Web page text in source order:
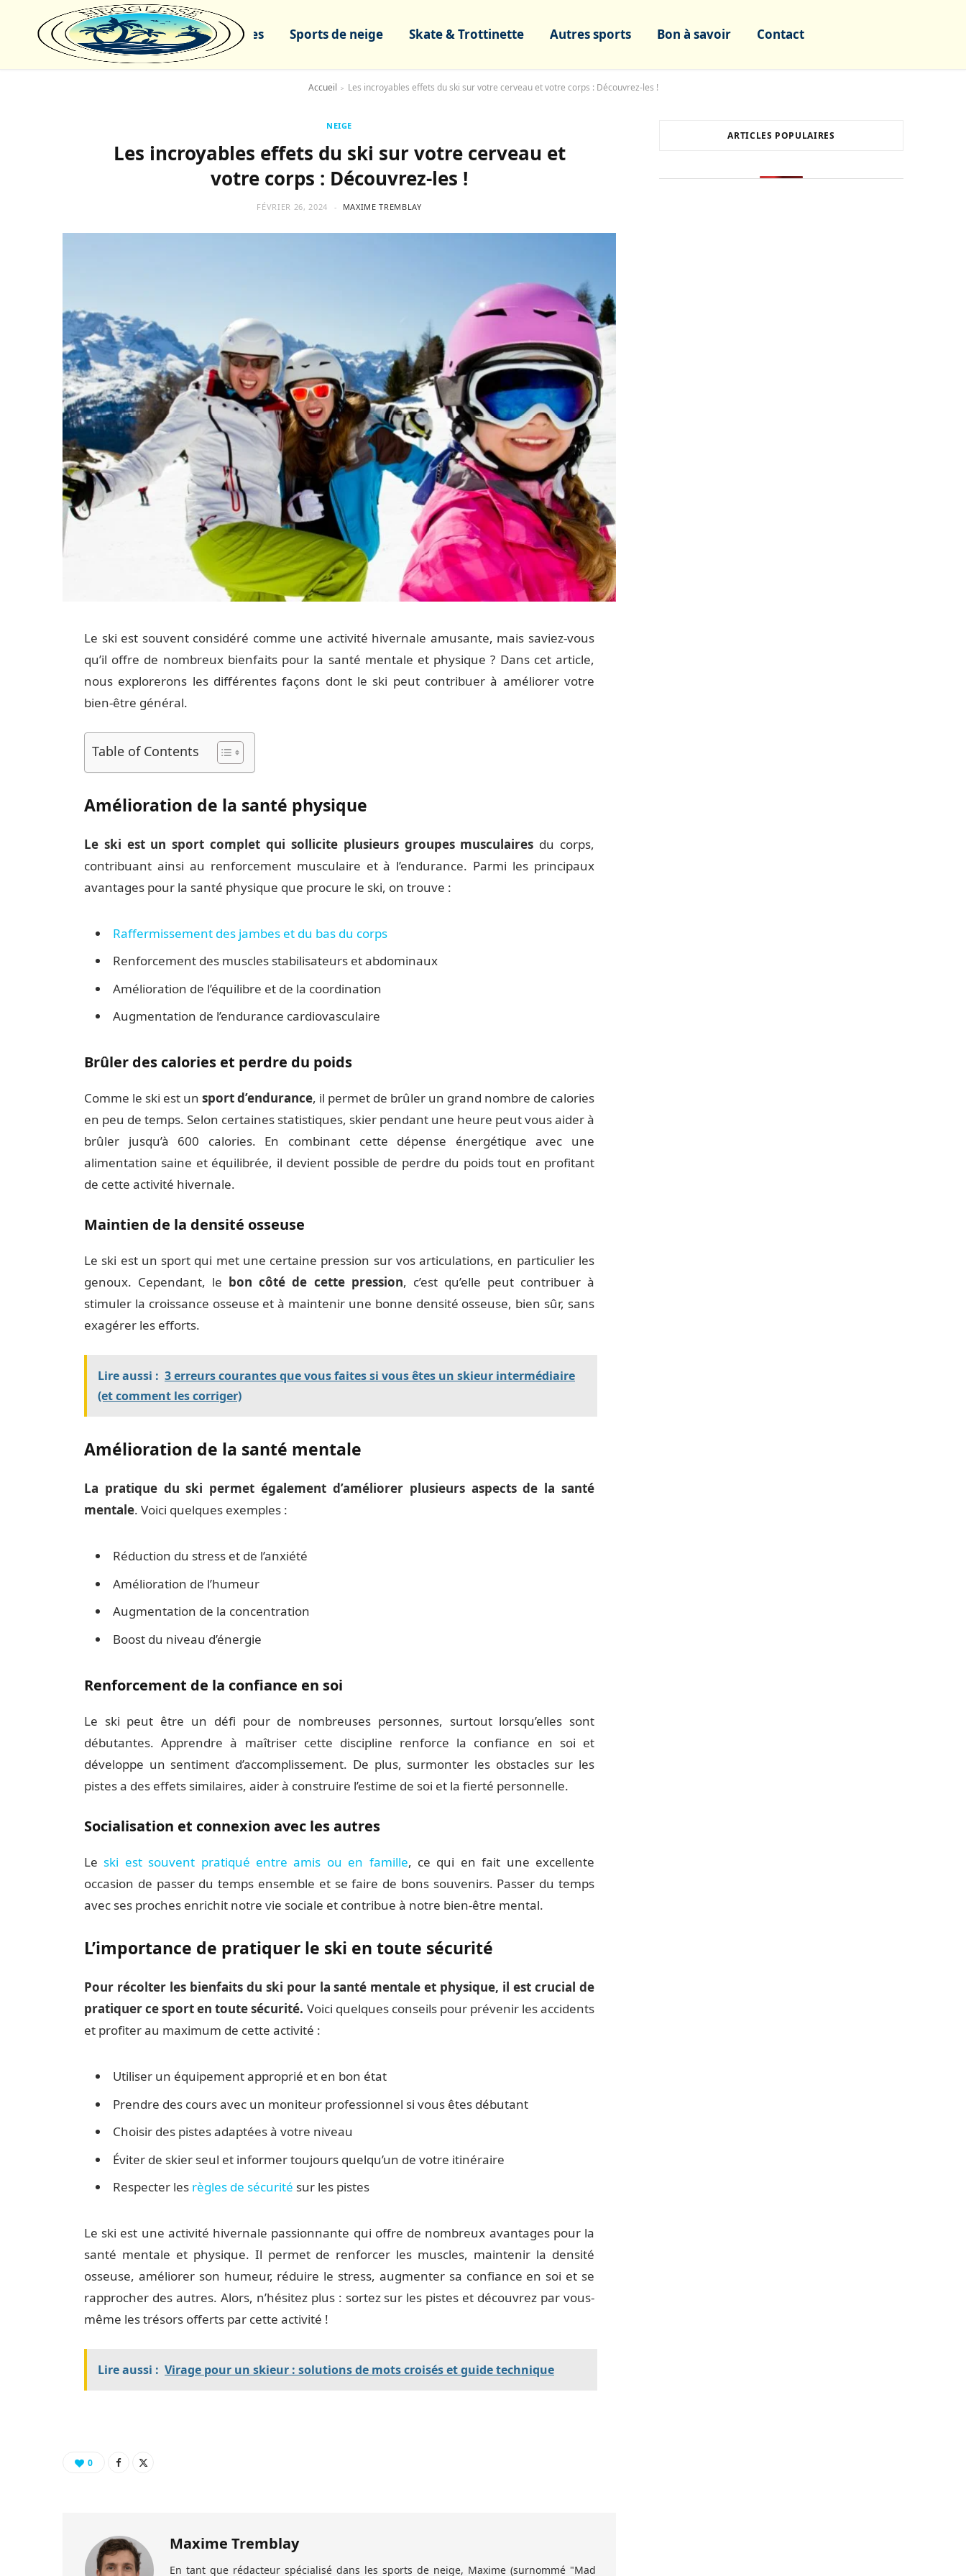
Sports nautiques Sports de neige Skate & Trottinette Autres sports Bon à savoir Contact
Accueil > Les incroyables effets du ski sur votre cerveau et votre corps : Découvrez-les !
NEIGE
Les incroyables effets du ski sur votre cerveau et
votre corps : Découvrez-les !
FÉVRIER 26, 2024 MAXIME TREMBLAY
Le ski est souvent considéré comme une activité hivernale amusante, mais saviez-vous
qu’il offre de nombreux bienfaits pour la santé mentale et physique ? Dans cet article,
nous explorerons les différentes façons dont le ski peut contribuer à améliorer votre
bien-être général.
Table of Contents
Amélioration de la santé physique
Le ski est un sport complet qui sollicite plusieurs groupes musculaires du corps,
contribuant ainsi au renforcement musculaire et à l’endurance. Parmi les principaux
avantages pour la santé physique que procure le ski, on trouve :
Raffermissement des jambes et du bas du corps
Renforcement des muscles stabilisateurs et abdominaux
Amélioration de l’équilibre et de la coordination
Augmentation de l’endurance cardiovasculaire
Brûler des calories et perdre du poids
Comme le ski est un sport d’endurance, il permet de brûler un grand nombre de calories
en peu de temps. Selon certaines statistiques, skier pendant une heure peut vous aider à
brûler jusqu’à 600 calories. En combinant cette dépense énergétique avec une
alimentation saine et équilibrée, il devient possible de perdre du poids tout en profitant
de cette activité hivernale.
Maintien de la densité osseuse
Le ski est un sport qui met une certaine pression sur vos articulations, en particulier les
genoux. Cependant, le bon côté de cette pression, c’est qu’elle peut contribuer à
stimuler la croissance osseuse et à maintenir une bonne densité osseuse, bien sûr, sans
exagérer les efforts.
Lire aussi : 3 erreurs courantes que vous faites si vous êtes un skieur intermédiaire
(et comment les corriger)
Amélioration de la santé mentale
La pratique du ski permet également d’améliorer plusieurs aspects de la santé
mentale. Voici quelques exemples :
Réduction du stress et de l’anxiété
Amélioration de l’humeur
Augmentation de la concentration
Boost du niveau d’énergie
Renforcement de la confiance en soi
Le ski peut être un défi pour de nombreuses personnes, surtout lorsqu’elles sont
débutantes. Apprendre à maîtriser cette discipline renforce la confiance en soi et
développe un sentiment d’accomplissement. De plus, surmonter les obstacles sur les
pistes a des effets similaires, aider à construire l’estime de soi et la fierté personnelle.
Socialisation et connexion avec les autres
Leski est souvent pratiqué entre amis ou en famille, ce qui en fait une excellente
occasion de passer du temps ensemble et se faire de bons souvenirs. Passer du temps
avec ses proches enrichit notre vie sociale et contribue à notre bien-être mental.
L’importance de pratiquer le ski en toute sécurité
Pour récolter les bienfaits du ski pour la santé mentale et physique, il est crucial de
pratiquer ce sport en toute sécurité. Voici quelques conseils pour prévenir les accidents
et profiter au maximum de cette activité :
Utiliser un équipement approprié et en bon état
Prendre des cours avec un moniteur professionnel si vous êtes débutant
Choisir des pistes adaptées à votre niveau
Éviter de skier seul et informer toujours quelqu’un de votre itinéraire
Respecter les règles de sécurité sur les pistes
Le ski est une activité hivernale passionnante qui offre de nombreux avantages pour la
santé mentale et physique. Il permet de renforcer les muscles, maintenir la densité
osseuse, améliorer son humeur, réduire le stress, augmenter sa confiance en soi et se
rapprocher des autres. Alors, n’hésitez plus : sortez sur les pistes et découvrez par vous-
même les trésors offerts par cette activité !
Lire aussi : Virage pour un skieur : solutions de mots croisés et guide technique
0
Maxime Tremblay
En tant que rédacteur spécialisé dans les sports de neige, Maxime (surnommé "Mad
ARTICLES POPULAIRES